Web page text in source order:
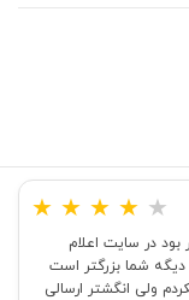
★ ★ ★ ★ ★
در سایت اعلام
شما بزرگتر است
میکردم ولی انگشتر ارسالی